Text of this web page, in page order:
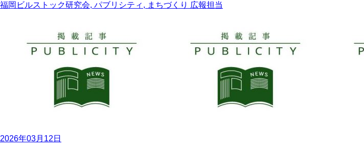
福岡ビルストック研究会, パブリシティ, まちづくり 広報担当
2026年03月12日